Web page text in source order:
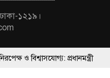
১২১৯।
প্রধানমন্ত্রী